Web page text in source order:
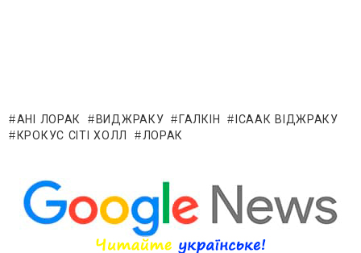
АНІ ЛОРАК ВИДЖРАКУ ГАЛКІН
ІСААК ВІДЖРАКУ
КРОКУС СІТІ ХОЛЛ
ЛОРАК